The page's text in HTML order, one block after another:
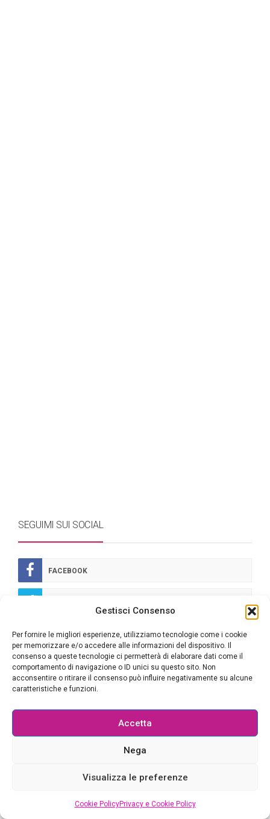
Gestisci Consenso
Per fornire le migliori esperienze, utilizziamo tecnologie come i cookie
per memorizzare e/o accedere alle informazioni del dispositivo. Il
consenso a queste tecnologie ci permetterà di elaborare dati come il
comportamento di navigazione o ID unici su questo sito. Non
acconsentire o ritirare il consenso può influire negativamente su alcune
caratteristiche e funzioni.
Accetta
Nega
Visualizza le preferenze
Cookie PolicyPrivacy e Cookie Policy
SEGUIMI SUI SOCIAL
FACEBOOK
GOOGLE
YOUTUBE
RSS